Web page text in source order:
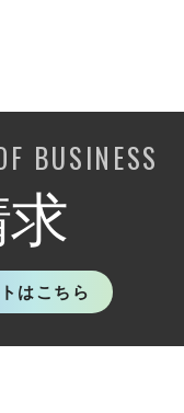
BUSINESS
はこちら